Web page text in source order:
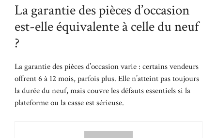
La garantie des pièces d’occasion
est-elle équivalente à celle du neuf
?
La garantie des pièces d’occasion varie : certains vendeurs
offrent 6 à 12 mois, parfois plus. Elle n’atteint pas toujours
la durée du neuf, mais couvre les défauts essentiels si la
plateforme ou la casse est sérieuse.